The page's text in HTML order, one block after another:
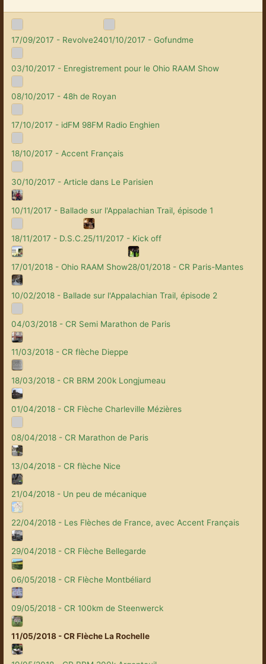
17/09/2017 - Revolve2401/10/2017 - Gofundme
03/10/2017 - Enregistrement pour le Ohio RAAM Show
08/10/2017 - 48h de Royan
17/10/2017 - idFM 98FM Radio Enghien
18/10/2017 - Accent Français
30/10/2017 - Article dans Le Parisien
10/11/2017 - Ballade sur l'Appalachian Trail, épisode 1
18/11/2017 - D.S.C.25/11/2017 - Kick off
17/01/2018 - Ohio RAAM Show28/01/2018 - CR Paris-Mantes
10/02/2018 - Ballade sur l'Appalachian Trail, épisode 2
04/03/2018 - CR Semi Marathon de Paris
11/03/2018 - CR flèche Dieppe
18/03/2018 - CR BRM 200k Longjumeau
01/04/2018 - CR Flèche Charleville Mézières
08/04/2018 - CR Marathon de Paris
13/04/2018 - CR flèche Nice
21/04/2018 - Un peu de mécanique
22/04/2018 - Les Flèches de France, avec Accent Français
29/04/2018 - CR Flèche Bellegarde
06/05/2018 - CR Flèche Montbéliard
09/05/2018 - CR 100km de Steenwerck
11/05/2018 - CR Flèche La Rochelle